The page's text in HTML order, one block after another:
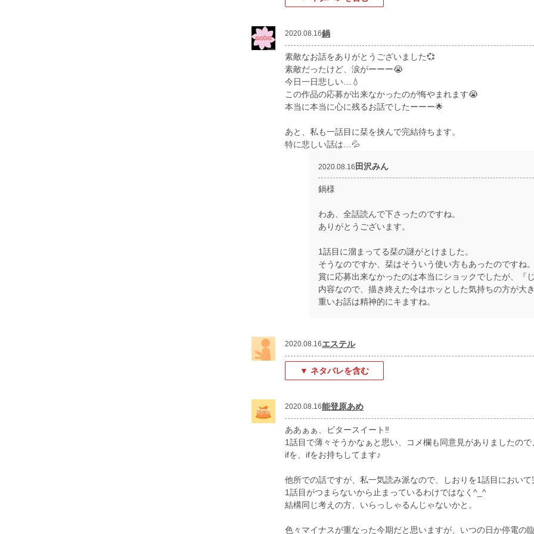
2020.08.16鍋
素敵なお話をありがとうございました💞
素敵だったけど、涙がーーー😭
今日一日悲しい…💧
この作品の応募が出来なかったのが悔やまれます😭
本当に本当に心に残るお話でしたーーー🌟
あと、私も一話目に栞を挟んで完結待ちます。
特に悲しい話は…💦
2020.08.16 田沢みん
鍋様
わあ、全話読んで下さったのですね。
ありがとうございます。
1話目に溜まってる栞の謎がとけました。
そうなのですか、栞はそういう使い方もあったのですね
賞に応募出来なかったのは本当にショックでしたが、『
内容なので、描き終えた今はホッとした気持ちの方が大
重いお話は精神的にキますね。
2020.08.16エステル
▼ ネタバレを含む
2020.08.16能登原あめ
ああぁぁ、ビタースイート‼︎
1話目で薄々そうかなぁと思い、コメ欄も同意見がありましたの
ifを、ifをお持ちしてます♪
他所での話ですが、私一気読み派なので、しおりを1話目におい
1話目がつまらないから止まっているわけではなく^_^
結構同じ考えの方、いらっしゃるんじゃないかと。
色々マイナスが重なった今期だと思いますが、いつの日か停電の